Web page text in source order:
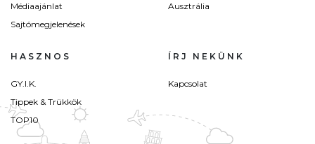
Médiaajánlat
Sajtómegjelenések
Ausztrália
HASZNOS
GY.I.K.
Tippek & Trükkök
TOP10
ÍRJ NEKÜNK
Kapcsolat